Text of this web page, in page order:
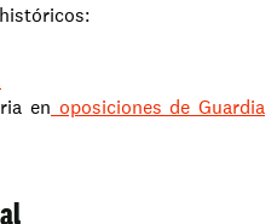
en oposiciones de Guardia